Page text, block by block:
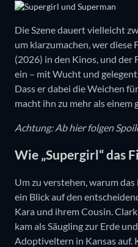
Die Szene dauert vielleicht
um klarzumachen, wer diese
(2026) in den Kinos, und der
ein – mit Wucht und
Dass er dabei die Weichen
macht ihn zu mehr als einem
Achtung: Ab hier folgen
Wie „Supergirl“ das
Um zu verstehen, warum
ein Blick auf den
Kara und ihrem Cousin.
kam als Säugling zur Erde
Adoptiveltern in Kansas auf.